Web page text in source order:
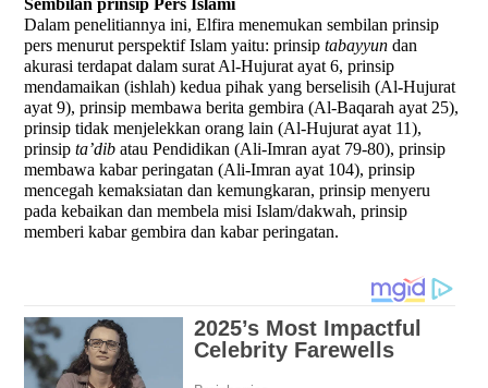
Sembilan prinsip Pers Islami
Dalam penelitiannya ini, Elfira menemukan sembilan prinsip
pers menurut perspektif Islam yaitu: prinsip tabayyun dan
akurasi terdapat dalam surat Al-Hujurat ayat 6, prinsip
mendamaikan (ishlah) kedua pihak yang berselisih (Al-Hujurat
ayat 9), prinsip membawa berita gembira (Al-Baqarah ayat 25),
prinsip tidak menjelekkan orang lain (Al-Hujurat ayat 11),
prinsip ta’dib atau Pendidikan (Ali-Imran ayat 79-80), prinsip
membawa kabar peringatan (Ali-Imran ayat 104), prinsip
mencegah kemaksiatan dan kemungkaran, prinsip menyeru
pada kebaikan dan membela misi Islam/dakwah, prinsip
memberi kabar gembira dan kabar peringatan.